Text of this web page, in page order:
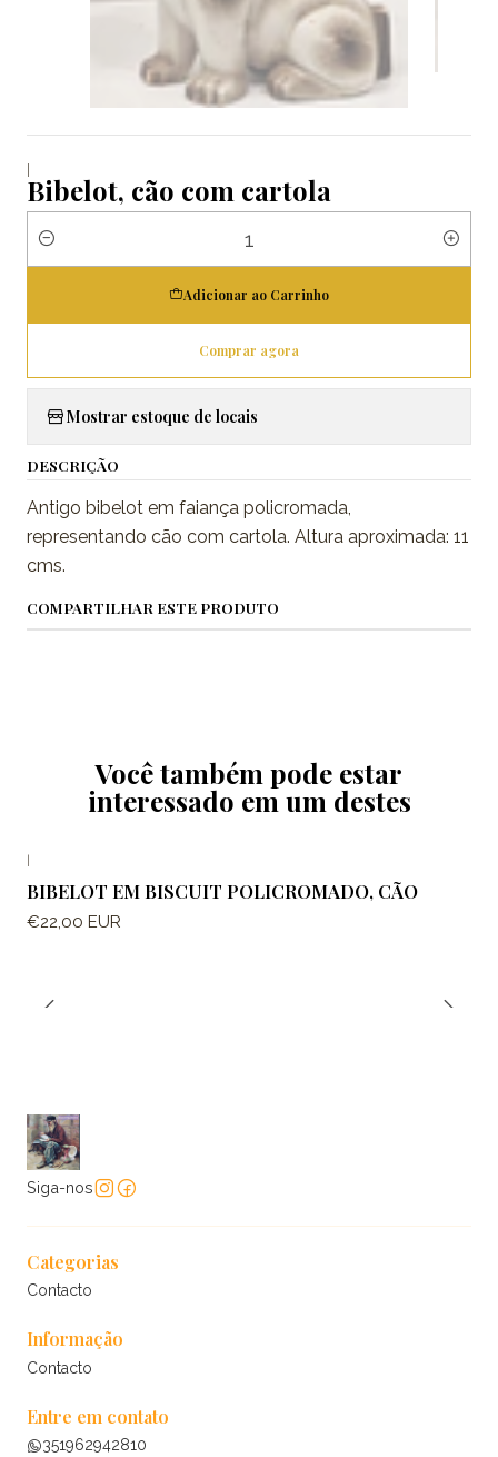
|
Bibelot, cão com cartola
Quantidade
Adicionar ao Carrinho
Comprar agora
Mostrar estoque de locais
DESCRIÇÃO
Antigo bibelot em faiança policromada,
representando cão com cartola. Altura aproximada: 11
cms.
COMPARTILHAR ESTE PRODUTO
Você também pode estar
interessado em um destes
|
BIBELOT EM BISCUIT POLICROMADO, CÃO
€22,00 EUR
Siga-nos
Categorias
Contacto
Informação
Contacto
Entre em contato
351962942810